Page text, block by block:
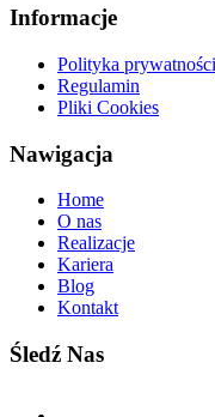
Informacje
Polityka prywatności
Regulamin
Pliki Cookies
Nawigacja
Home
O nas
Realizacje
Kariera
Blog
Kontakt
Śledź Nas